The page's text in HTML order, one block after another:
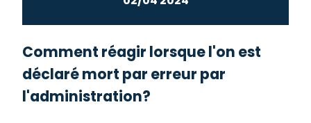
Comment réagir lorsque l'on est
déclaré mort par erreur par
l'administration?